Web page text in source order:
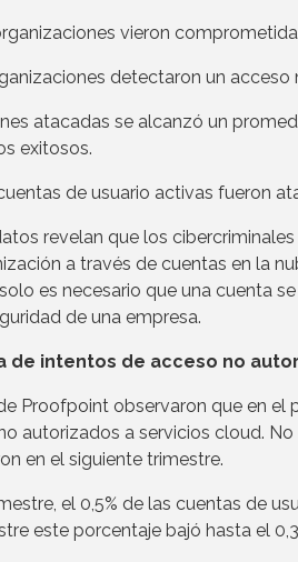
vieron comprometida
detectaron un acceso
atacadas se alcanzó un
exitosos.
de usuario activas fueron
revelan que los
a través de cuentas en la
es necesario que una cuenta
de una empresa.
de intentos de acceso no
Proofpoint observaron que en
autorizados a servicios cloud.
en el siguiente trimestre.
el 0,5% de las cuentas de
este porcentaje bajó hasta el